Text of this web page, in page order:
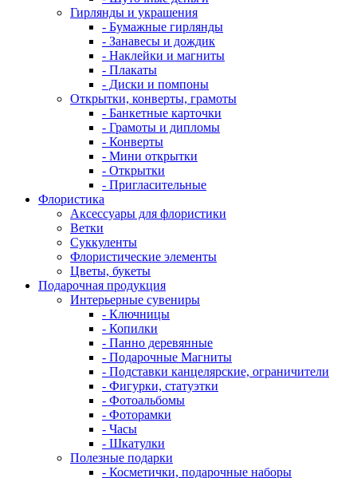
Гирлянды и украшения
- Бумажные гирлянды
- Занавесы и дождик
- Наклейки и магниты
- Плакаты
- Диски и помпоны
Открытки, конверты, грамоты
- Банкетные карточки
- Грамоты и дипломы
- Конверты
- Мини открытки
- Открытки
- Пригласительные
Флористика
Аксессуары для флористики
Ветки
Суккуленты
Флористические элементы
Цветы, букеты
Подарочная продукция
Интерьерные сувениры
- Ключницы
- Копилки
- Панно деревянные
- Подарочные Магниты
- Подставки канцелярские, ограничители
- Фигурки, статуэтки
- Фотоальбомы
- Фоторамки
- Часы
- Шкатулки
Полезные подарки
- Косметички, подарочные наборы